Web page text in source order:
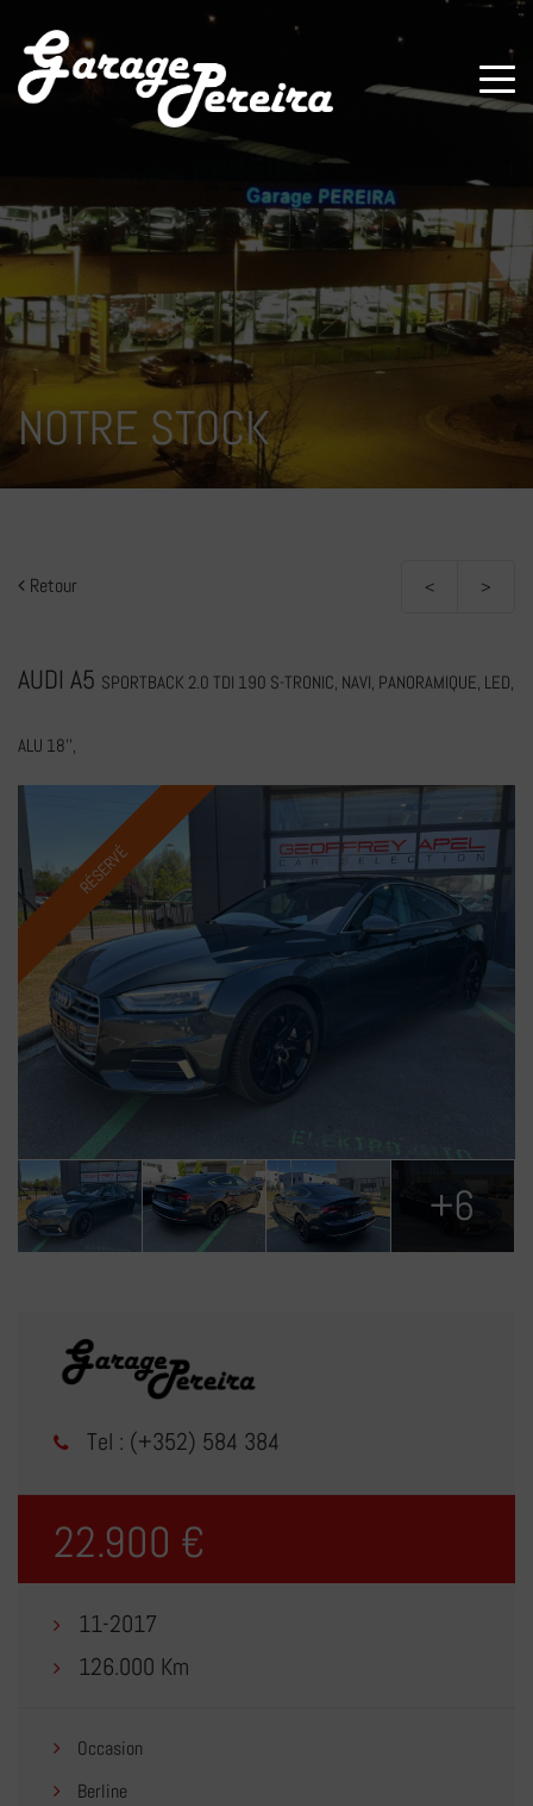
NOTRE STOCK
Retour < >
AUDI A5 SPORTBACK 2.0 TDI 190 S-TRONIC, NAVI, PANORAMIQUE, LED,
ALU 18'',
RÉSERVÉ
+6
Tel : (+352) 584 384
22.900 €
11-2017
126.000 Km
Occasion
Berline
Paramètres avancés des cookies